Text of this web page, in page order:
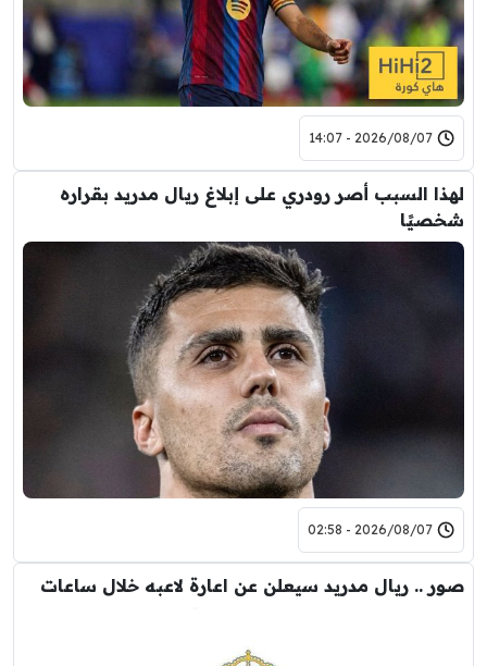
2026/08/07 - 14:07
لهذا السبب أصر رودري على إبلاغ ريال مدريد بقراره
شخصيًا
2026/08/07 - 02:58
صور .. ريال مدريد سيعلن عن اعارة لاعبه خلال ساعات